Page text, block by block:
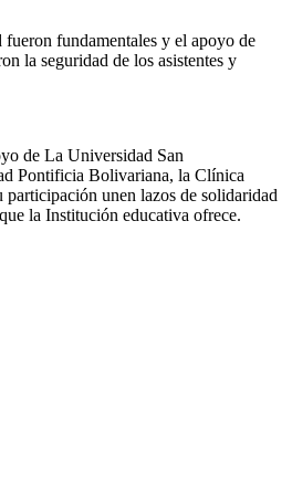
fundamentales y el apoyo de
la seguridad de los asistentes y
de La Universidad San
Pontificia Bolivariana, la Clínica
unen lazos de solidaridad
la Institución educativa ofrece.